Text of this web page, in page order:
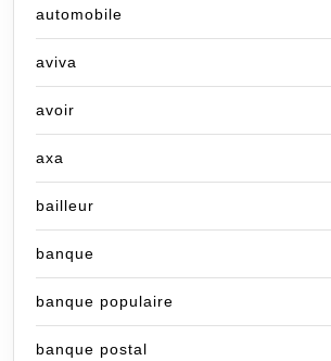
automobile
aviva
avoir
axa
bailleur
banque
banque populaire
banque postal